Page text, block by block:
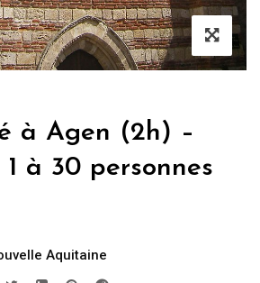
à Agen (2h) –
à 30 personnes
Aquitaine